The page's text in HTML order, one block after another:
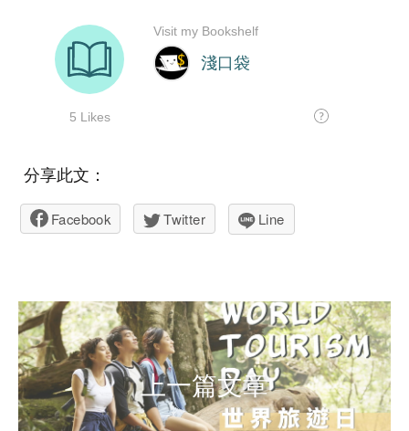
分享此文：
Facebook Twitter Line
上一篇文章